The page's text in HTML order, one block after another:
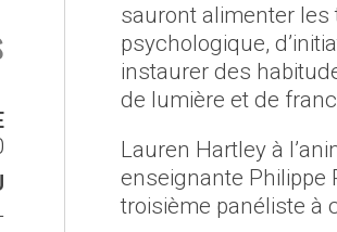
sauront alimenter
psychologique,
instaurer des
de lumière et de
Lauren Hartley à
enseignante Philippe
troisième panéliste à